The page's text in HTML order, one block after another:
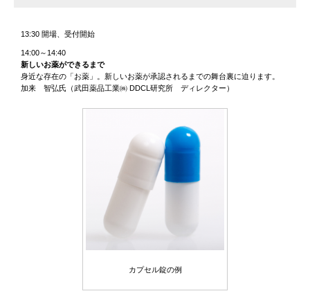
13:30 開場、受付開始
14:00～14:40
新しいお薬ができるまで
身近な存在の「お薬」。新しいお薬が承認されるまでの舞台裏に迫ります。
加来 智弘氏（武田薬品工業㈱ DDCL研究所 ディレクター）
カプセル錠の例